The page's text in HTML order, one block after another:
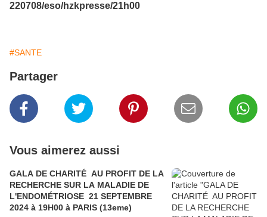
220708/eso/hzkpresse/21h00
#SANTE
Partager
Vous aimerez aussi
GALA DE CHARITÉ AU PROFIT DE LA
RECHERCHE SUR LA MALADIE DE
L'ENDOMÉTRIOSE 21 SEPTEMBRE
2024 à 19H00 à PARIS (13eme)